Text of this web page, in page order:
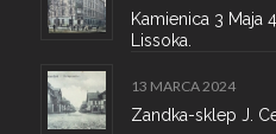
Kamienica 3 Maja
Lissoka.
13 MARCA 2024
Zandka-sklep J.